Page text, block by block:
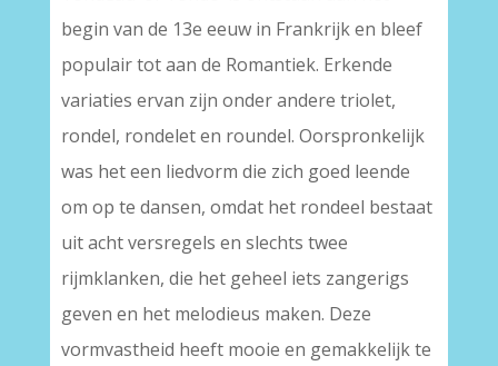
begin van de 13e eeuw in Frankrijk en bleef
populair tot aan de Romantiek. Erkende
variaties ervan zijn onder andere triolet,
rondel, rondelet en roundel. Oorspronkelijk
was het een liedvorm die zich goed leende
om op te dansen, omdat het rondeel bestaat
uit acht versregels en slechts twee
rijmklanken, die het geheel iets zangerigs
geven en het melodieus maken. Deze
vormvastheid heeft mooie en gemakkelijk te